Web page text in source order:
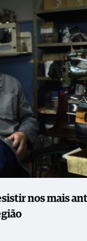
centros
região